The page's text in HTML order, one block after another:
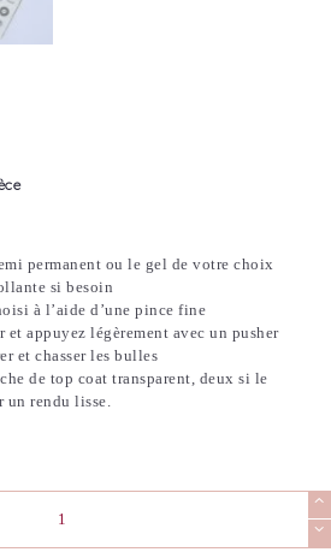
permanent ou le gel de votre choix
si besoin
à l’aide d’une pince fine
appuyez légèrement avec un pusher
et chasser les bulles
de top coat transparent, deux si le
un rendu lisse.